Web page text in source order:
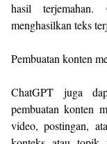
hasil terjemahan.
menghasilkan teks
Pembuatan konten
ChatGPT juga
pembuatan konten
video, postingan,